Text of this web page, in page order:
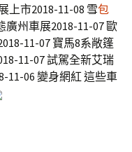
上市2018-11-08 雪包
廣州車展2018-11-07 歐
11-07 寶馬8系敞篷
11-07 試駕全新艾瑞
11-06 變身網紅 這些車